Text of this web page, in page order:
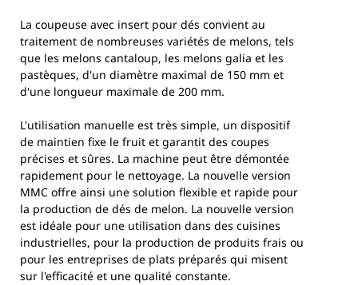
La coupeuse avec insert pour dés convient au
traitement de nombreuses variétés de melons, tels
que les melons cantaloup, les melons galia et les
pastèques, d'un diamètre maximal de 150 mm et
d'une longueur maximale de 200 mm.
L'utilisation manuelle est très simple, un dispositif
de maintien fixe le fruit et garantit des coupes
précises et sûres. La machine peut être démontée
rapidement pour le nettoyage. La nouvelle version
MMC offre ainsi une solution flexible et rapide pour
la production de dés de melon. La nouvelle version
est idéale pour une utilisation dans des cuisines
industrielles, pour la production de produits frais ou
pour les entreprises de plats préparés qui misent
sur l'efficacité et une qualité constante.